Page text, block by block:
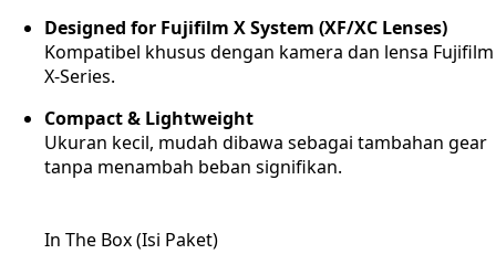
Designed for Fujifilm X System (XF/XC Lenses)
Kompatibel khusus dengan kamera dan lensa Fujifilm
X-Series.
Compact & Lightweight
Ukuran kecil, mudah dibawa sebagai tambahan gear
tanpa menambah beban signifikan.
In The Box (Isi Paket)